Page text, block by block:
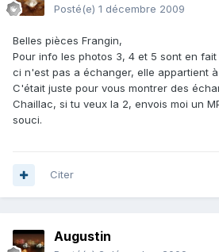
Posté(e) 1 décembre 2009
Belles pièces Frangin,
Pour info les photos 3, 4 et 5 sont en
ci n'est pas a échanger, elle appartient à
C'était juste pour vous montrer des
Chaillac, si tu veux la 2, envois moi un
souci.
Citer
Augustin